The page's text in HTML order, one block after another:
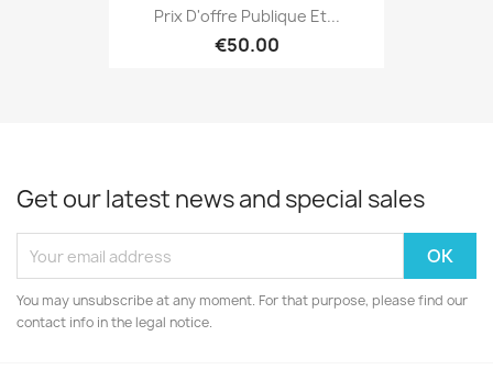
Prix D'offre Publique Et...
€50.00
Get our latest news and special sales
You may unsubscribe at any moment. For that purpose, please find our
contact info in the legal notice.